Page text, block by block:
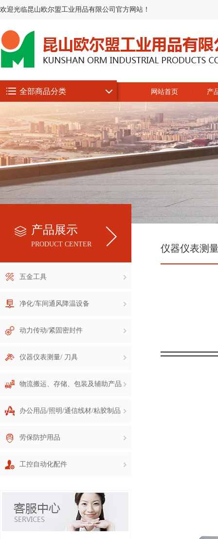
欢迎光临昆山欧尔盟工业用品有限公司官方网站！
全部商品分类 网站首页 产
产品展示
PRODUCT CENTER
五金工具
净化/车间通风降温设备
动力传动/紧固密封件
仪器仪表测量/ 刀具
物流搬运、存储、包装及辅助产品
办公用品/照明/通信线材/粘胶制品
劳保防护用品
工控自动化配件
仪器仪表测